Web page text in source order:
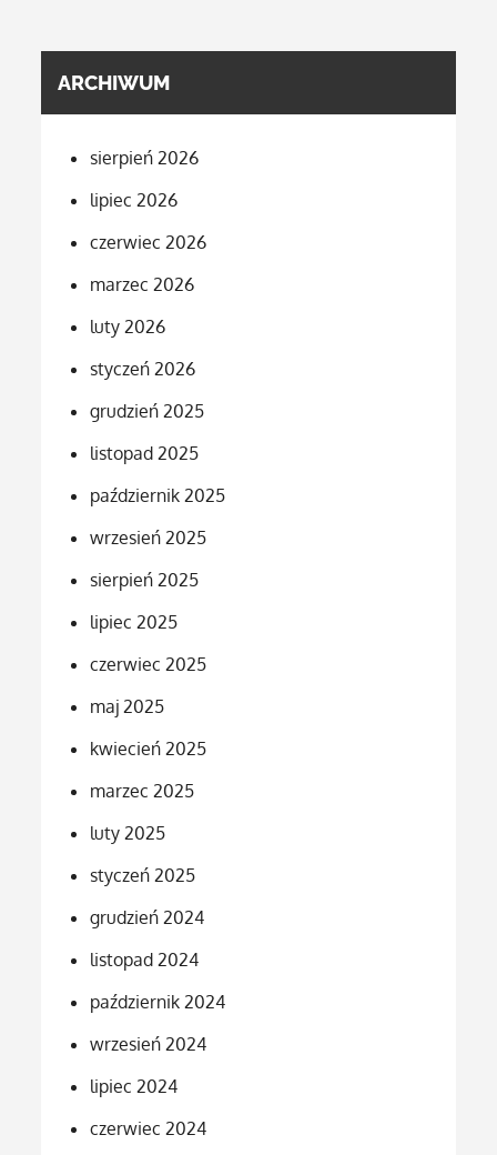
ARCHIWUM
sierpień 2026
lipiec 2026
czerwiec 2026
marzec 2026
luty 2026
styczeń 2026
grudzień 2025
listopad 2025
październik 2025
wrzesień 2025
sierpień 2025
lipiec 2025
czerwiec 2025
maj 2025
kwiecień 2025
marzec 2025
luty 2025
styczeń 2025
grudzień 2024
listopad 2024
październik 2024
wrzesień 2024
lipiec 2024
czerwiec 2024